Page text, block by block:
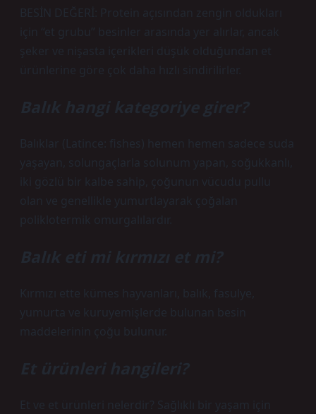
BESİN DEĞERİ: Protein açısından zengin oldukları
için “et grubu” besinler arasında yer alırlar, ancak
şeker ve nişasta içerikleri düşük olduğundan et
ürünlerine göre çok daha hızlı sindirilirler.
Balık hangi kategoriye girer?
Balıklar (Latince: fishes) hemen hemen sadece suda
yaşayan, solungaçlarla solunum yapan, soğukkanlı,
iki gözlü bir kalbe sahip, çoğunun vücudu pullu
olan ve genellikle yumurtlayarak çoğalan
poliklotermik omurgalılardır.
Balık eti mi kırmızı et mi?
Kırmızı ette kümes hayvanları, balık, fasulye,
yumurta ve kuruyemişlerde bulunan besin
maddelerinin çoğu bulunur.
Et ürünleri hangileri?
Et ve et ürünleri nelerdir? Sağlıklı bir yaşam için